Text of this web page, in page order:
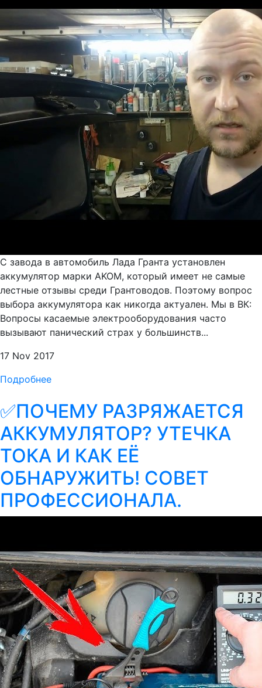
С завода в автомобиль Лада Гранта установлен
аккумулятор марки AKOM, который имеет не самые
лестные отзывы среди Грантоводов. Поэтому вопрос
выбора аккумулятора как никогда актуален. Мы в ВК:
Вопросы касаемые электрооборудования часто
вызывают панический страх у большинств...
17 Nov 2017
Подробнее
✅ПОЧЕМУ РАЗРЯЖАЕТСЯ
АККУМУЛЯТОР? УТЕЧКА
ТОКА И КАК ЕЁ
ОБНАРУЖИТЬ! СОВЕТ
ПРОФЕССИОНАЛА.